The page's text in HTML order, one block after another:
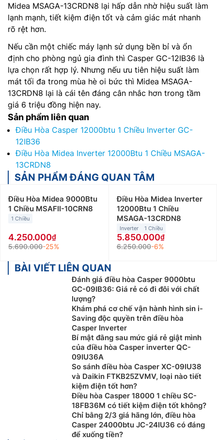
Midea MSAGA-13CRDN8 lại hấp dẫn nhờ hiệu suất làm
lạnh mạnh, tiết kiệm điện tốt và cảm giác mát nhanh
rõ rệt hơn.
Nếu cần một chiếc máy lạnh sử dụng bền bỉ và ổn
định cho phòng ngủ gia đình thì Casper GC-12IB36 là
lựa chọn rất hợp lý. Nhưng nếu ưu tiên hiệu suất làm
mát tối đa trong mùa hè oi bức thì Midea MSAGA-
13CRDN8 lại là cái tên đáng cân nhắc hơn trong tầm
giá 6 triệu đồng hiện nay.
Sản phẩm liên quan
Điều Hòa Casper 12000btu 1 Chiều Inverter GC-
12IB36
Điều Hòa Midea Inverter 12000Btu 1 Chiều MSAGA-
13CRDN8
SẢN PHẨM ĐÁNG QUAN TÂM
Điều Hòa Midea 9000Btu
1 Chiều MSAFII-10CRN8
1 Chiều
4.250.000
5.690.000-25%
Điều Hòa Midea Inverter
12000Btu 1 Chiều
MSAGA-13CRDN8
Inverter 1 Chiều
5.850.000
6.250.000-6%
BÀI VIẾT LIÊN QUAN
Đánh giá điều hòa Casper 9000btu
GC-09IB36: Giá rẻ có đi đôi với chất
lượng?
Khám phá cơ chế vận hành hình sin i-
Saving độc quyền trên điều hòa
Casper Inverter
Bí mật đằng sau mức giá rẻ giật mình
của điều hòa Casper inverter QC-
09IU36A
So sánh điều hòa Casper XC-09IU38
và Daikin FTKB25ZVMV, loại nào tiết
kiệm điện tốt hơn?
Điều hòa Casper 18000 1 chiều SC-
18FB36M có tiết kiệm điện tốt không?
Chỉ bằng 2/3 giá hãng lớn, điều hòa
Casper 24000btu JC-24IU36 có đáng
để xuống tiền?